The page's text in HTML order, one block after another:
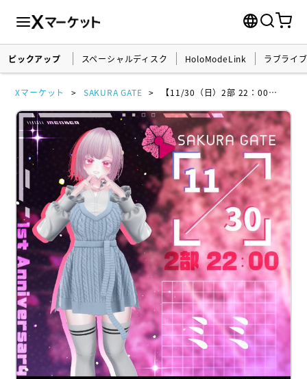
ピックアップ スペーシャルディスク HoloModeLink ラブライ
Xマーケット SAKURA GATE 【11/30（日）2部 22：00～】SAKURA GATE - 入場チケット【ミミ】